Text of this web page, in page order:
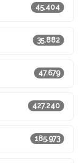
45.404
35.882
47.679
427.240
185.973